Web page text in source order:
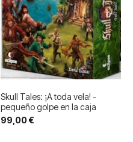
Skull Tales: ¡A toda vela! -
pequeño golpe en la caja
99,00 €